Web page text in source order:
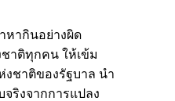
หากินอย่างผิด
าติทุกคน ให้เข้ม
งชาติของรัฐบาล นำ
ริงจากการแปลง